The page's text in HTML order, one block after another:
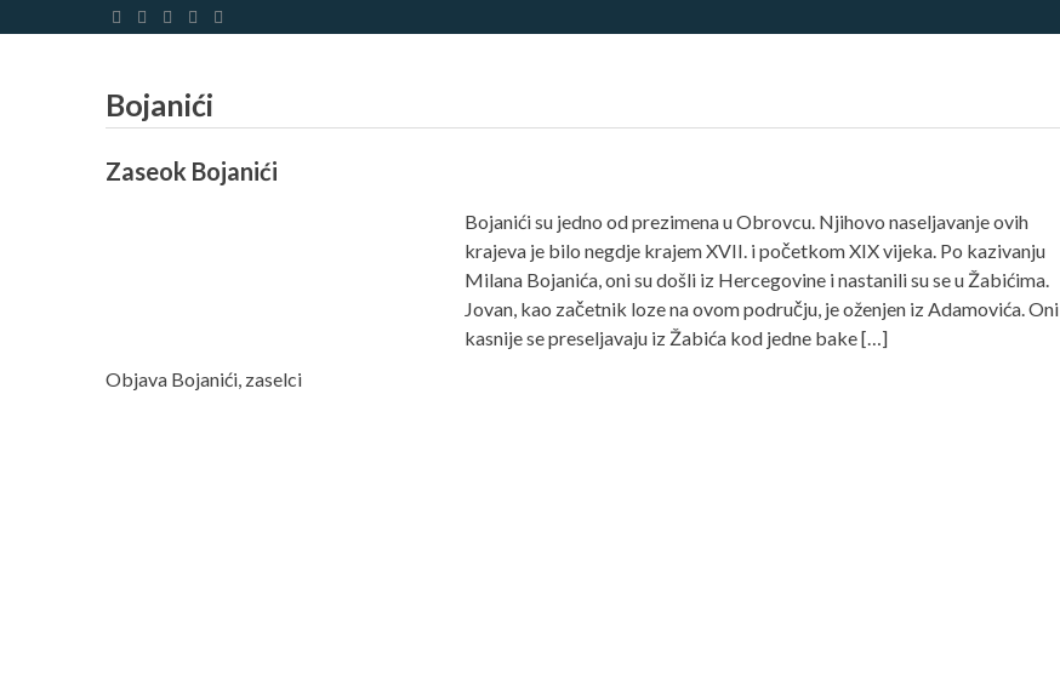
Bojanići
Zaseok Bojanići
Bojanići su jedno od prezimena u Obrovcu. Njihovo naseljavanje ovih
krajeva je bilo negdje krajem XVII. i početkom XIX vijeka. Po kazivanju
Milana Bojanića, oni su došli iz Hercegovine i nastanili su se u Žabićima.
Jovan, kao začetnik loze na ovom području, je oženjen iz Adamovića. Oni
kasnije se preseljavaju iz Žabića kod jedne bake […]
Objava Bojanići, zaselci